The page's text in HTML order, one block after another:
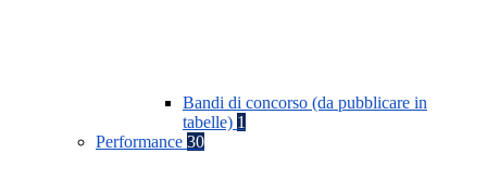
Bandi di concorso (da pubblicare in
tabelle) 1
Performance 30